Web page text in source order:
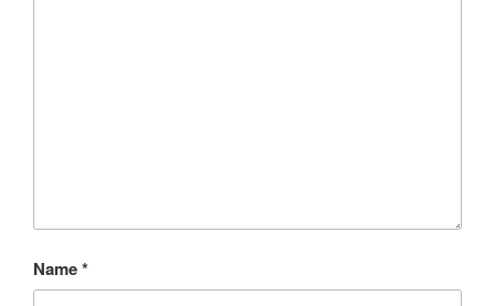
Name*